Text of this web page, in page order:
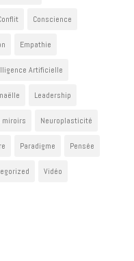
Conscience
Empathie
Artificielle
Leadership
miroirs Neuroplasticité
Paradigme Pensée
Vidéo